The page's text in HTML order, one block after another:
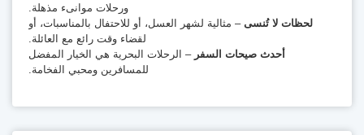
ورحلات موانىء مذهلة.
لحظات لا تُنسى– مثالية لشهر العسل، أو للاحتفال بالمناسبات، أو
لقضاء وقت رائع مع العائلة.
أحدث صيحات السفر– الرحلات البحرية هي الخيار المفضل
للمسافرين ومحبي الفخامة.